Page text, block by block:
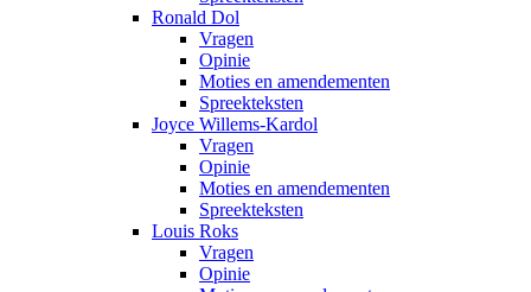
Ronald Dol
Vragen
Opinie
Moties en amendementen
Spreekteksten
Joyce Willems-Kardol
Vragen
Opinie
Moties en amendementen
Spreekteksten
Louis Roks
Vragen
Opinie